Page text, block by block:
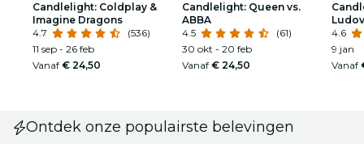
Candlelight: Coldplay &
Imagine Dragons
4.7
(536)
11 sep - 26 feb
Vanaf € 24,50
Candlelight: Queen vs.
ABBA
4.5
(61)
30 okt - 20 feb
Vanaf € 24,50
4.6
9 jan
Vanaf
Ontdek onze populairste belevingen